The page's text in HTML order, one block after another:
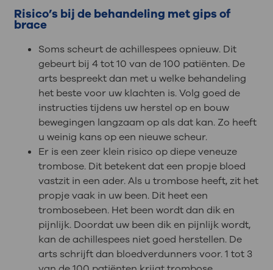
Risico’s bij de behandeling met gips of
brace
Soms scheurt de achillespees opnieuw. Dit
gebeurt bij 4 tot 10 van de 100 patiënten. De
arts bespreekt dan met u welke behandeling
het beste voor uw klachten is. Volg goed de
instructies tijdens uw herstel op en bouw
bewegingen langzaam op als dat kan. Zo heeft
u weinig kans op een nieuwe scheur.
Er is een zeer klein risico op diepe veneuze
trombose. Dit betekent dat een propje bloed
vastzit in een ader. Als u trombose heeft, zit het
propje vaak in uw been. Dit heet een
trombosebeen. Het been wordt dan dik en
pijnlijk. Doordat uw been dik en pijnlijk wordt,
kan de achillespees niet goed herstellen. De
arts schrijft dan bloedverdunners voor. 1 tot 3